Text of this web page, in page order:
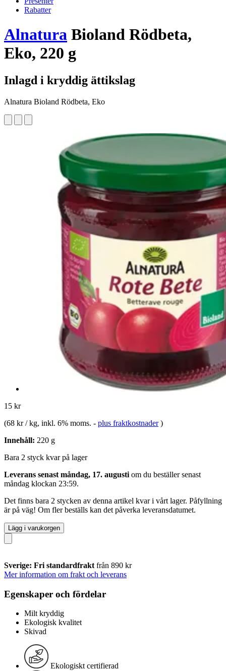
Rabatter
Alnatura Bioland Rödbeta,
Eko, 220 g
Inlagd i kryddig ättikslag
Alnatura Bioland Rödbeta, Eko
15 kr
(68 kr / kg, inkl. 6% moms. - plus fraktkostnader )
Innehåll: 220 g
Bara 2 styck kvar på lager
Leverans senast måndag, 17. augusti om du beställer senast
måndag klockan 23:59.
Det finns bara 2 stycken av denna artikel kvar i vårt lager. Påfyllning
är på väg! Om fler beställs kan det påverka leveransdatumet.
Lägg i varukorgen
Sverige: Fri standardfrakt från 890 kr
Mer information om frakt och leverans
Egenskaper och fördelar
Milt kryddig
Ekologisk kvalitet
Skivad
Ekologiskt certifierad